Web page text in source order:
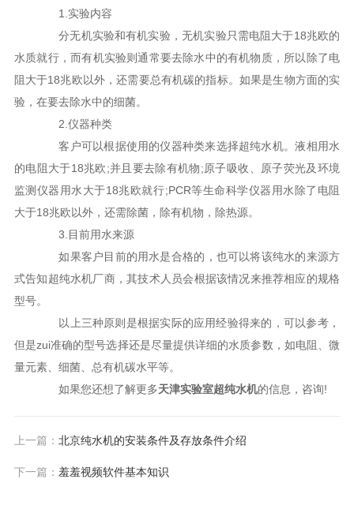
1.实验内容
分无机实验和有机实验，无机实验只需电阻大于18兆欧的
水质就行，而有机实验则通常要去除水中的有机物质，所以除了电
阻大于18兆欧以外，还需要总有机碳的指标。如果是生物方面的实
验，在要去除水中的细菌。
2.仪器种类
客户可以根据使用的仪器种类来选择超纯水机。液相用水
的电阻大于18兆欧;并且要去除有机物;原子吸收、原子荧光及环境
监测仪器用水大于18兆欧就行;PCR等生命科学仪器用水除了电阻
大于18兆欧以外，还需除菌，除有机物，除热源。
3.目前用水来源
如果客户目前的用水是合格的，也可以将该纯水的来源方
式告知超纯水机厂商，其技术人员会根据该情况来推荐相应的规格
型号。
以上三种原则是根据实际的应用经验得来的，可以参考，
但是zui准确的型号选择还是尽量提供详细的水质参数，如电阻、微
量元素、细菌、总有机碳水平等。
如果您还想了解更多天津实验室超纯水机的信息，咨询!
上一篇： 北京纯水机的安装条件及存放条件介绍
下一篇： 羞羞视频软件基本知识